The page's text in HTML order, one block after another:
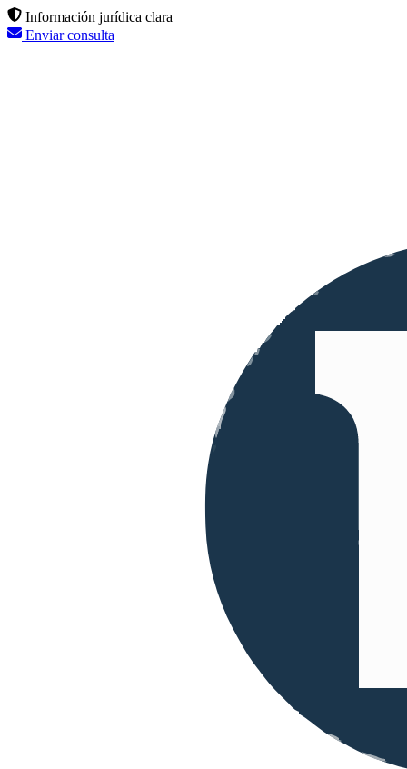
Información jurídica clara
Enviar consulta